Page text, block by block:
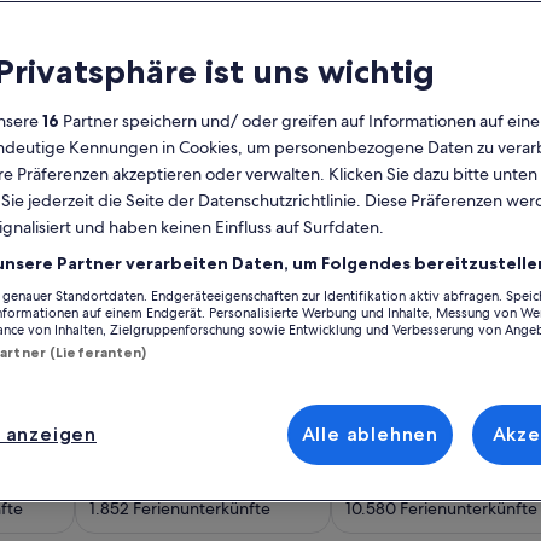
in Mallorca. Wird in einem neuen Fenster geöffnet.
zu Var. 15.445 Ferienunterkünfte in Var. Wird in einem
1.852 Ferienunterkünfte
Weitere Informationen zu Lucca. 1.852
10.580 Ferienunterkünfte
Weitere Informationen
ist uns wichtig
16 Partner speichern und/ oder greifen auf Informationen auf
Kennungen in Cookies, um personenbezogene Daten zu
Präferenzen akzeptieren oder verwalten. Klicken Sie dazu bitte
jederzeit die Seite der Datenschutzrichtlinie. Diese Präferenzen
und haben keinen Einfluss auf Surfdaten.
Partner verarbeiten Daten, um Folgendes
Standortdaten. Endgeräteeigenschaften zur Identifikation aktiv abfragen.
auf einem Endgerät. Personalisierte Werbung und Inhalte, Messung von
von Inhalten, Zielgruppenforschung sowie Entwicklung und Verbesserung von
(Lieferanten)
Alle ablehnen